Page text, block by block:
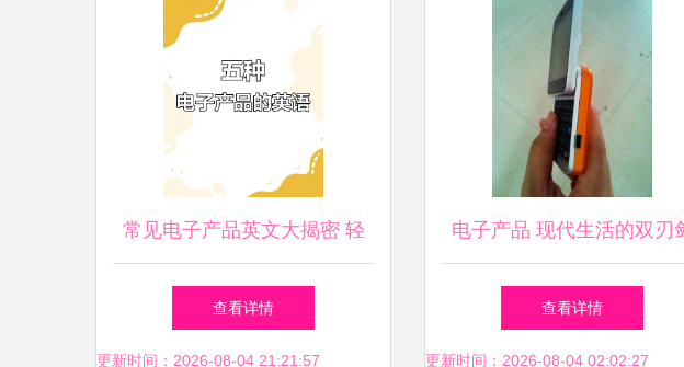
常见电子产品英文大揭密 轻
松记住这5个单词
查看详情
更新时间：2026-08-04 21:21:57
电子产品 现代生活的双刃
查看详情
更新时间：2026-08-04 02:02:27